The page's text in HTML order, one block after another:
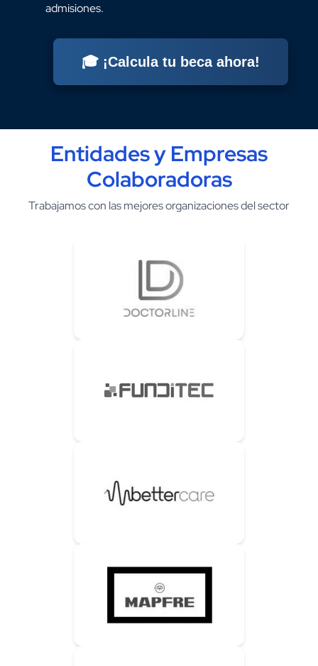
admisiones.
🎓 ¡Calcula tu beca ahora!
Entidades y Empresas
Colaboradoras
Trabajamos con las mejores organizaciones del sector